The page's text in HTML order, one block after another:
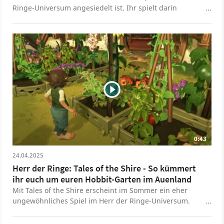
Ringe-Universum angesiedelt ist. Ihr spielt darin
Stardew Valley vergleichen lässt. Im neuen Video kommt
das Entwicklerteam von Wētā Workshop zu Wort, zeigt
Behind-the-Scenes-Aufnahmen und gibt noch einmal
einen Überblick über die verschiedenen Features des
Spiels. Wir konnten bereits eine frühe Alpha-Version
anspielen. Unsere Eindrücke gibt's in der Preview zum
Hobbit-Simulator. Tales of the Shire soll am 29. Juli 2025
für PS5, Xbox Series X/S, Nintendo Switch und PC
erscheinen.
0:43
24.04.2025
Herr der Ringe: Tales of the Shire - So kümmert
ihr euch um euren Hobbit-Garten im Auenland
Mit Tales of the Shire erscheint im Sommer ein eher
ungewöhnliches Spiel im Herr der Ringe-Universum.